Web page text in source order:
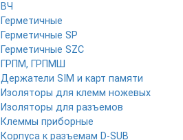
ВЧ
Герметичные
Герметичные SP
Герметичные SZC
ГРПМ, ГРПМШ
Держатели SIM и карт памяти
Изоляторы для клемм ножевых
Изоляторы для разъемов
Клеммы приборные
Корпуса к разъемам D-SUB